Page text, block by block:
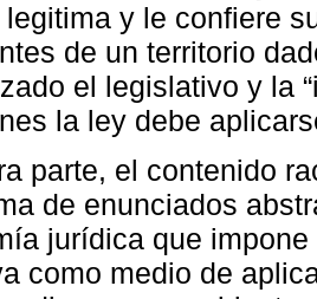
legitima y le confiere
de un territorio
el legislativo y la
la ley debe
parte, el contenido
de enunciados
jurídica que
como medio de